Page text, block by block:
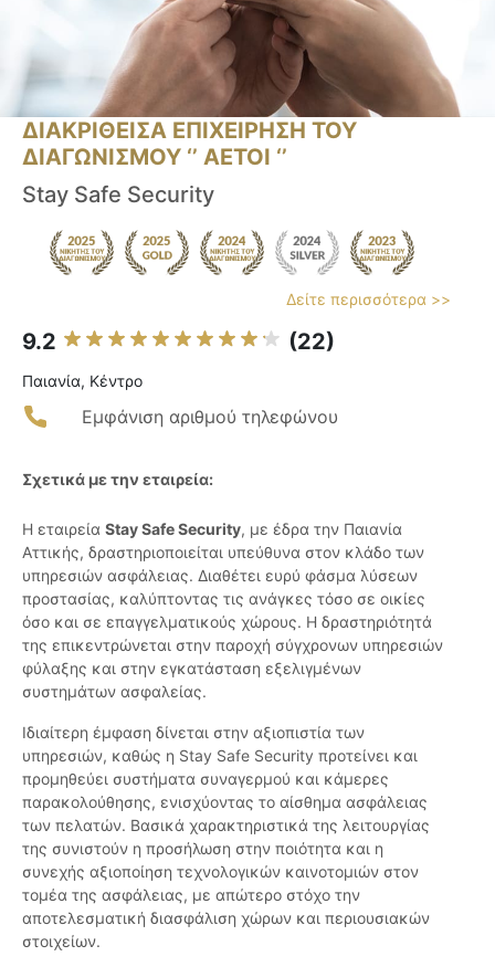
ΔΙΑΚΡΙΘΕΙΣΑ ΕΠΙΧΕΙΡΗΣΗ ΤΟΥ
ΔΙΑΓΩΝΙΣΜΟΥ ‘’ ΑΕΤΟΙ ‘’
Stay Safe Security
Δείτε περισσότερα >>
9.2 (22)
Παιανία, Κέντρο
Εμφάνιση αριθμού τηλεφώνου
Σχετικά με την εταιρεία:
Η εταιρεία Stay Safe Security, με έδρα την Παιανία
Αττικής, δραστηριοποιείται υπεύθυνα στον κλάδο των
υπηρεσιών ασφάλειας. Διαθέτει ευρύ φάσμα λύσεων
προστασίας, καλύπτοντας τις ανάγκες τόσο σε οικίες
όσο και σε επαγγελματικούς χώρους. Η δραστηριότητά
της επικεντρώνεται στην παροχή σύγχρονων υπηρεσιών
φύλαξης και στην εγκατάσταση εξελιγμένων
συστημάτων ασφαλείας.
Ιδιαίτερη έμφαση δίνεται στην αξιοπιστία των
υπηρεσιών, καθώς η Stay Safe Security προτείνει και
προμηθεύει συστήματα συναγερμού και κάμερες
παρακολούθησης, ενισχύοντας το αίσθημα ασφάλειας
των πελατών. Βασικά χαρακτηριστικά της λειτουργίας
της συνιστούν η προσήλωση στην ποιότητα και η
συνεχής αξιοποίηση τεχνολογικών καινοτομιών στον
τομέα της ασφάλειας, με απώτερο στόχο την
αποτελεσματική διασφάλιση χώρων και περιουσιακών
στοιχείων.